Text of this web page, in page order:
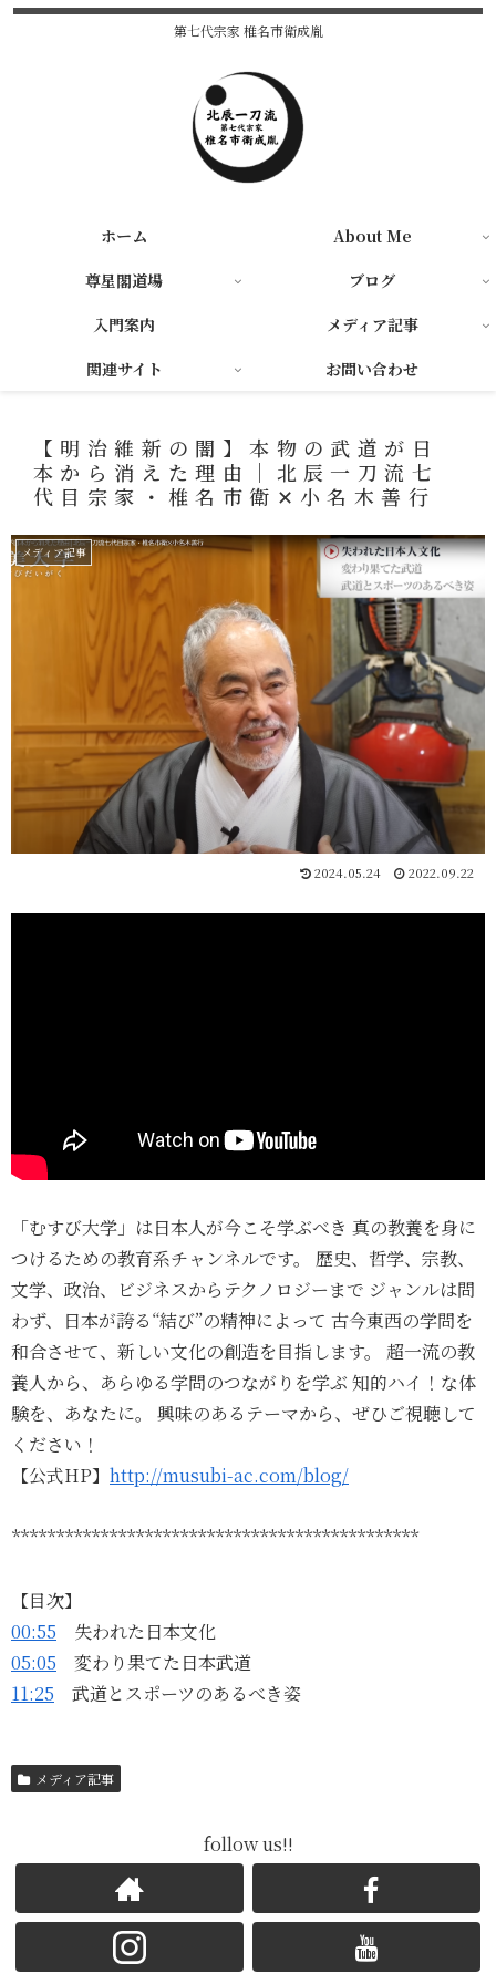
第七代宗家 椎名市衛成胤
ホーム
About Me
尊星閣道場
ブログ
入門案内
メディア記事
関連サイト
お問い合わせ
【明治維新の闇】本物の武道が日
本から消えた理由│北辰一刀流七
代目宗家・椎名市衛✕小名木善行
メディア記事
2024.05.24 2022.09.22
「むすび大学」は日本人が今こそ学ぶべき 真の教養を身に
つけるための教育系チャンネルです。 歴史、哲学、宗教、
文学、政治、ビジネスからテクノロジーまで ジャンルは問
わず、日本が誇る“結び”の精神によって 古今東西の学問を
和合させて、新しい文化の創造を目指します。 超一流の教
養人から、あらゆる学問のつながりを学ぶ 知的ハイ！な体
験を、あなたに。 興味のあるテーマから、ぜひご視聴して
ください！
【公式HP】 http://musubi-ac.com/blog/
**********************************************
【目次】
00:55 失われた日本文化
05:05 変わり果てた日本武道
11:25 武道とスポーツのあるべき姿
メディア記事
follow us!!